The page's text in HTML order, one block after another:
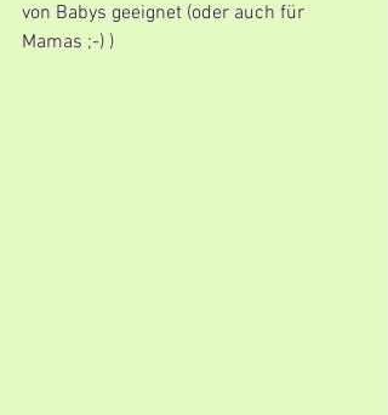
von Babys geeignet (oder auch für
Mamas ;-) )